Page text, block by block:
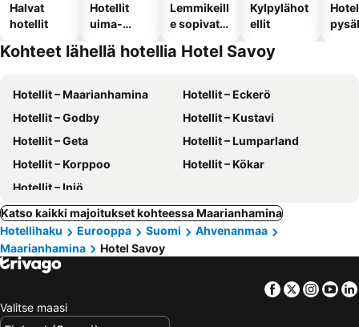
Halvat
hotellit
Hotellit
uima-
Lemmikeill
e sopivat
Kylpylähot
ellit
Kohteet lähellä hotellia Hotel Savoy
Hotellit – Maarianhamina
Hotellit – Eckerö
Hotellit – Godby
Hotellit – Kustavi
Hotellit – Geta
Hotellit – Lumparland
Hotellit – Korppoo
Hotellit – Kökar
Hotellit – Iniö
Katso kaikki majoitukset kohteessa Maarianhamina
Hotellihaku
Eurooppa Suomi
Ahvenanmaa
Maarianhamina
Hotel Savoy
Facebook
Twitter
Valitse maasi